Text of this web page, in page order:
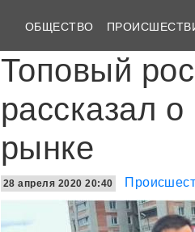
ОБЩЕСТВО
Топовый
рассказал
рынке
28 апреля 2020 20:40